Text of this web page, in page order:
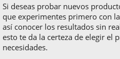
Si deseas probar nuevos
que experimentes primero con
así conocer los resultados sin
esto te da la certeza de elegir el
necesidades.